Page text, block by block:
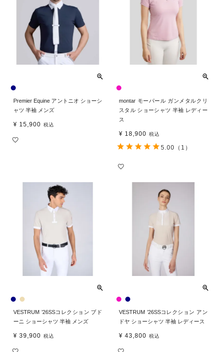
Premier Equine アントニオ ショーシ
ャツ 半袖 メンズ
¥ 15,900 税込
montar モーパール ガンメタルクリ
スタル ショーシャツ 半袖 レディー
ス
¥ 18,900 税込
5.00 （1）
VESTRUM ’26SSコレクション ブド
ーニ ショーシャツ 半袖 メンズ
¥ 39,900 税込
VESTRUM ’26SSコレクション アン
ドヤ ショーシャツ 半袖 レディース
¥ 43,800 税込